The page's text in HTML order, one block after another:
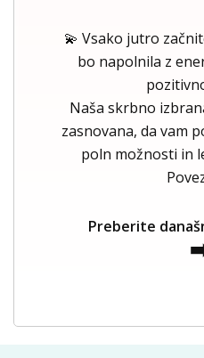
💫 Vsako jutro
bo napolnila z
Naša skrbno
zasnovana, da vam
poln možnosti in
Preberite